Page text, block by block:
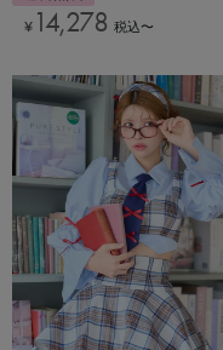
¥ 14,278 税込〜